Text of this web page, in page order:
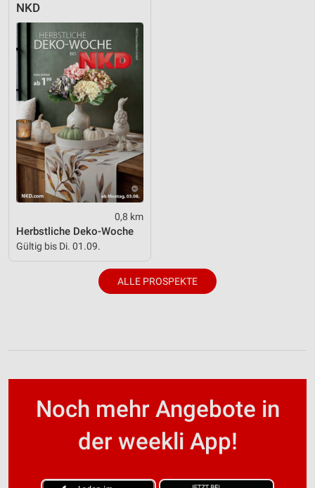
NKD
0,8 km
Herbstliche Deko-Woche
Gültig bis Di. 01.09.
ALLE PROSPEKTE
Noch mehr Angebote in
der weekli App!